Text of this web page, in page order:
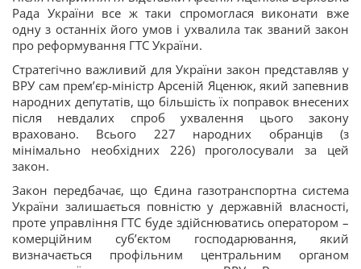
Рада України все ж таки спромоглася виконати вже
одну з останніх його умов і ухвалила так званий закон
про реформування ГТС України.
Стратегічно важливий для України закон представляв у
ВРУ сам прем’єр-міністр Арсеній Яценюк, який запевнив
народних депутатів, що більшість їх поправок внесених
після невдалих спроб ухвалення цього закону
враховано. Всього 227 народних обранців (з
мінімально необхідних 226) проголосували за цей
закон.
Закон передбачає, що Єдина газотранспортна система
України залишається повністю у державній власності,
проте управління ГТС буде здійснюватись оператором –
комерційним суб’єктом господарювання, який
визначається профільним центральним органом